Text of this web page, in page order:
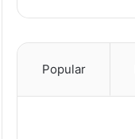
Popular